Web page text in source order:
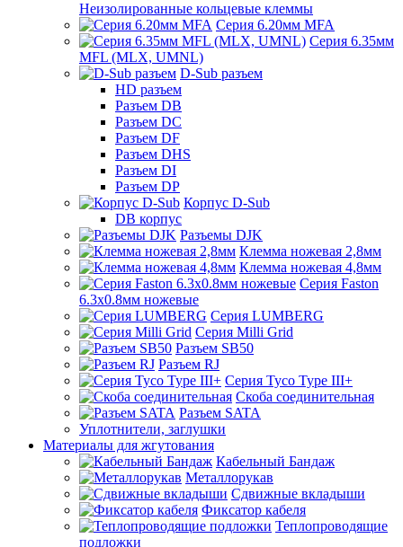
Неизолированные кольцевые клеммы
Серия 6.20мм MFA
Серия 6.35мм
MFL (MLX, UMNL)
D-Sub разъем
HD разъем
Разъем DB
Разъем DC
Разъем DF
Разъем DHS
Разъем DI
Разъем DP
Корпус D-Sub
DB корпус
Разъемы DJK
Клемма ножевая 2,8мм
Клемма ножевая 4,8мм
Серия Faston
6.3х0.8мм ножевые
Серия LUMBERG
Серия Milli Grid
Разъем SB50
Разъем RJ
Серия Tyco Type III+
Скоба соединительная
Разъем SATA
Уплотнители, заглушки
Материалы для жгутования
Кабельный Бандаж
Металлорукав
Сдвижные вкладыши
Фиксатор кабеля
Теплопроводящие
подложки